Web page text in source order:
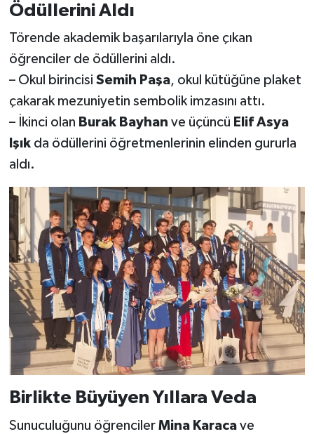
Ödüllerini Aldı
Törende akademik başarılarıyla öne çıkan
öğrenciler de ödüllerini aldı.
– Okul birincisi Semih Paşa, okul kütüğüne plaket
çakarak mezuniyetin sembolik imzasını attı.
– İkinci olan Burak Bayhan ve üçüncü Elif Asya
Işıkda ödüllerini öğretmenlerinin elinden gururla
aldı.
Birlikte Büyüyen Yıllara Veda
Sunuculuğunu öğrenciler Mina Karacave